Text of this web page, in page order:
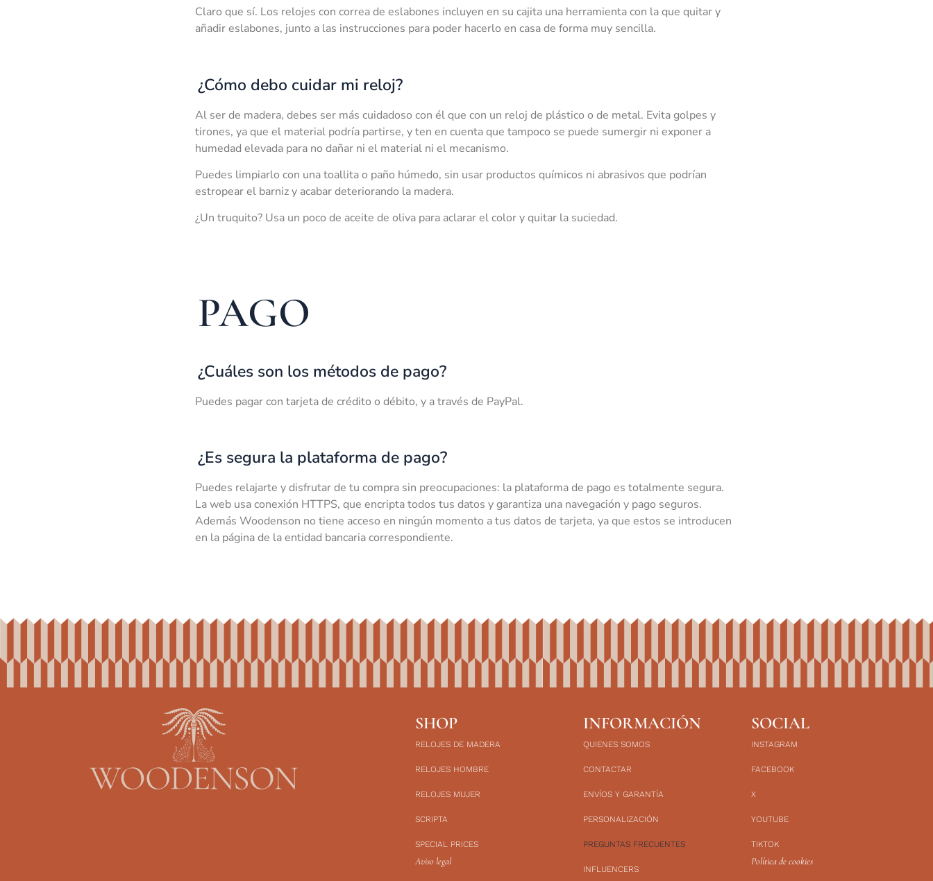
Claro que sí. Los relojes con correa de eslabones incluyen en su cajita una herramienta con la que quitar y
añadir eslabones, junto a las instrucciones para poder hacerlo en casa de forma muy sencilla.
¿Cómo debo cuidar mi reloj?
Al ser de madera, debes ser más cuidadoso con él que con un reloj de plástico o de metal. Evita golpes y
tirones, ya que el material podría partirse, y ten en cuenta que tampoco se puede sumergir ni exponer a
humedad elevada para no dañar ni el material ni el mecanismo.
Puedes limpiarlo con una toallita o paño húmedo, sin usar productos químicos ni abrasivos que podrían
estropear el barniz y acabar deteriorando la madera.
¿Un truquito? Usa un poco de aceite de oliva para aclarar el color y quitar la suciedad.
PAGO
¿Cuáles son los métodos de pago?
Puedes pagar con tarjeta de crédito o débito, y a través de PayPal.
¿Es segura la plataforma de pago?
Puedes relajarte y disfrutar de tu compra sin preocupaciones: la plataforma de pago es totalmente segura.
La web usa conexión HTTPS, que encripta todos tus datos y garantiza una navegación y pago seguros.
Además Woodenson no tiene acceso en ningún momento a tus datos de tarjeta, ya que estos se introducen
en la página de la entidad bancaria correspondiente.
SHOP
RELOJES DE MADERA
RELOJES HOMBRE
RELOJES MUJER
SCRIPTA
SPECIAL PRICES
Aviso legal
INFORMACIÓN
QUIENES SOMOS
CONTACTAR
ENVÍOS Y GARANTÍA
PERSONALIZACIÓN
PREGUNTAS FRECUENTES
INFLUENCERS
SOCIAL
INSTAGRAM
FACEBOOK
X
YOUTUBE
TIKTOK
Política de cookies